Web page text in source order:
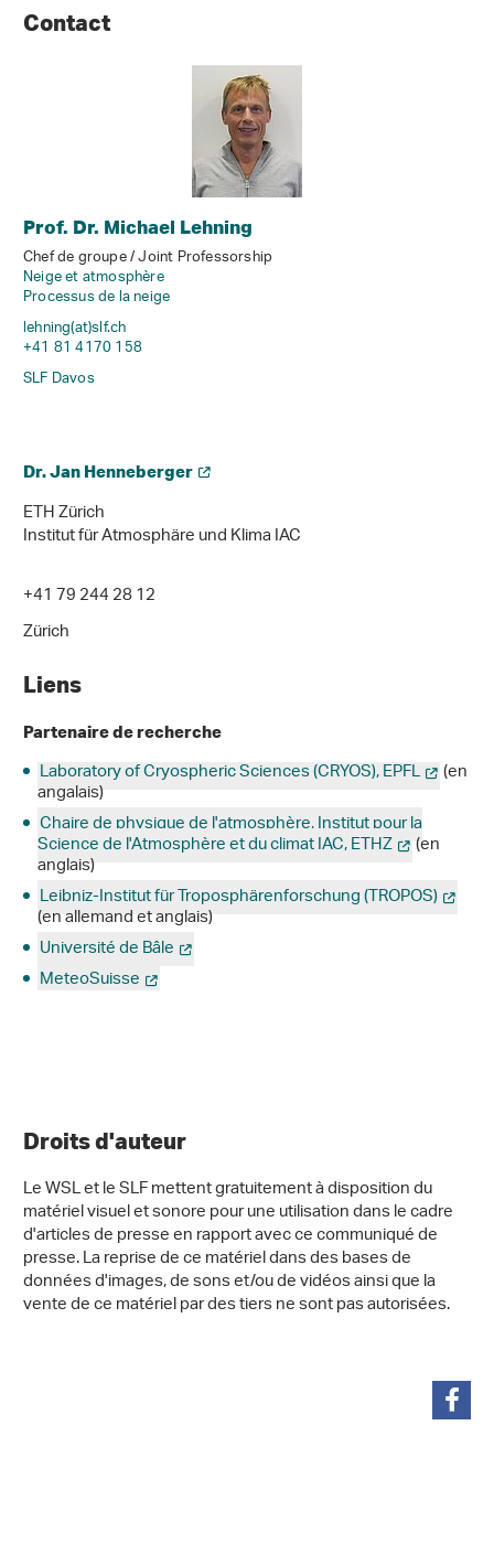
Contact
Prof. Dr. Michael Lehning
Chef de groupe / Joint Professorship
Neige et atmosphère
Processus de la neige
lehning(at)slf.ch
+41 81 4170 158
SLF Davos
Dr. Jan Henneberger
ETH Zürich
Institut für Atmosphäre und Klima IAC
+41 79 244 28 12
Zürich
Liens
Partenaire de recherche
Laboratory of Cryospheric Sciences (CRYOS), EPFL (en
angalais)
Chaire de physique de l'atmosphère, Institut pour la
Science de l'Atmosphère et du climat IAC, ETHZ (en
anglais)
Leibniz-Institut für Troposphärenforschung (TROPOS)
(en allemand et anglais)
Université de Bâle
MeteoSuisse
Droits d'auteur
Le WSL et le SLF mettent gratuitement à disposition du
matériel visuel et sonore pour une utilisation dans le cadre
d'articles de presse en rapport avec ce communiqué de
presse. La reprise de ce matériel dans des bases de
données d'images, de sons et/ou de vidéos ainsi que la
vente de ce matériel par des tiers ne sont pas autorisées.